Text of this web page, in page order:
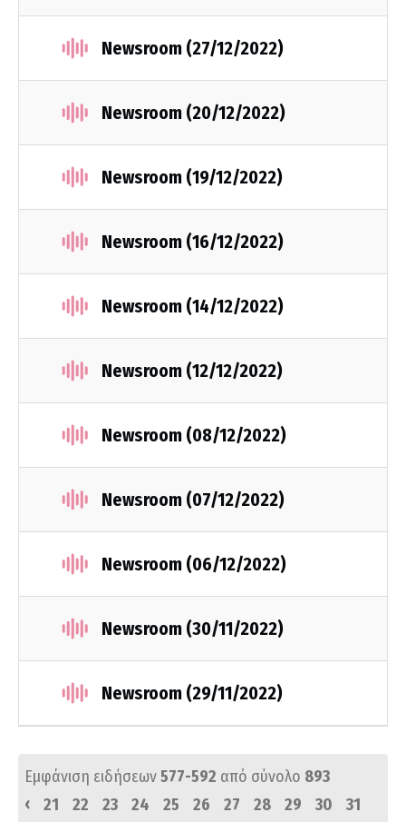
Newsroom (27/12/2022)
Newsroom (20/12/2022)
Newsroom (19/12/2022)
Newsroom (16/12/2022)
Newsroom (14/12/2022)
Newsroom (12/12/2022)
Newsroom (08/12/2022)
Newsroom (07/12/2022)
Newsroom (06/12/2022)
Newsroom (30/11/2022)
Newsroom (29/11/2022)
Εμφάνιση ειδήσεων577-592 από σύνολο 893
‹
21 22 23 24 25 26 27 28 29 30
31